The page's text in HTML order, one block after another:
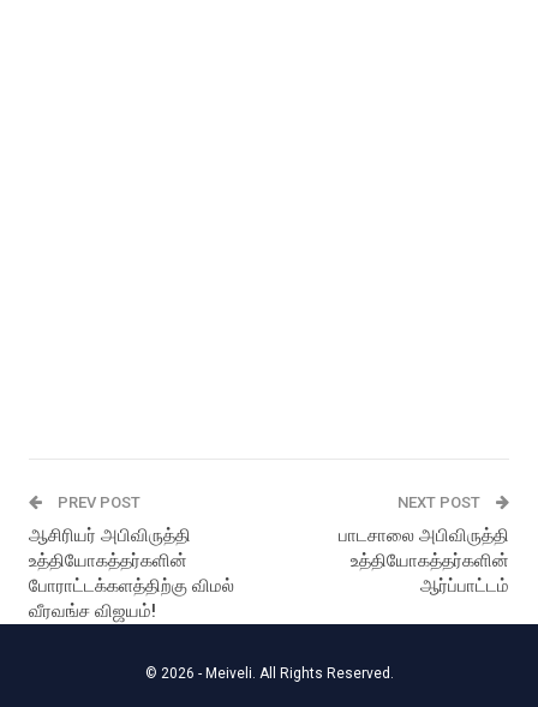
PREV POST
ஆசிரியர் அபிவிருத்தி
உத்தியோகத்தர்களின்
போராட்டக்களத்திற்கு விமல்
வீரவங்ச விஜயம்!
NEXT POST
பாடசாலை அபிவிருத்தி
உத்தியோகத்தர்களின்
ஆர்ப்பாட்டம்
© 2026 - Meiveli. All Rights Reserved.